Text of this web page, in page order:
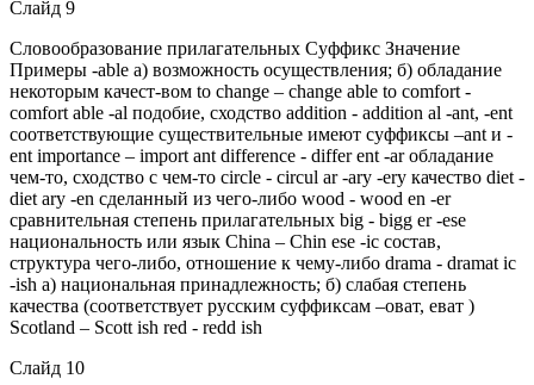
Слайд 9
Словообразование прилагательных Суффикс Значение
Примеры -able а) возможность осуществления; б) обладание
некоторым качест-вом to change – change able to comfort -
comfort able -al подобие, сходство addition - addition al -ant, -ent
cоответствующие существительные имеют суффиксы –ant и -
ent importance – import ant difference - differ ent -ar обладание
чем-то, сходство с чем-то circle - circul ar -ary -ery качество diet -
diet ary -en сделанный из чего-либо wood - wood en -er
сравнительная степень прилагательных big - bigg er -ese
национальность или язык China – Chin ese -ic состав,
структура чего-либо, отношение к чему-либо drama - dramat ic
-ish а) национальная принадлежность; б) слабая степень
качества (соответствует русским суффиксам –оват, еват )
Scotland – Scott ish red - redd ish
Слайд 10